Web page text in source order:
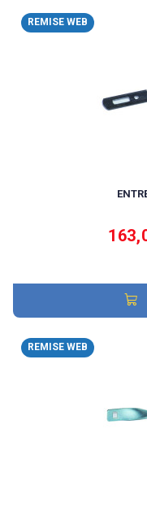
REMISE WEB
REMISE WEB